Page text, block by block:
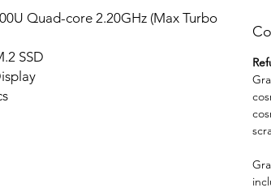
Quad-core 2.20GHz (Max Turbo
SSD